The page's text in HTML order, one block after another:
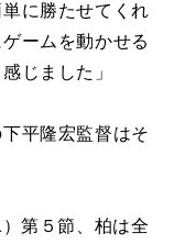
に勝たせてくれ
ームを動かせる
じました」
平隆宏監督はそ
第５節、柏は全